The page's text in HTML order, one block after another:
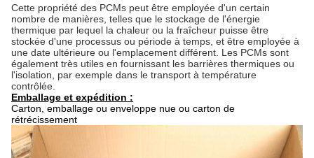
Cette propriété des PCMs peut être employée d'un certain
nombre de manières, telles que le stockage de l'énergie
thermique par lequel la chaleur ou la fraîcheur puisse être
stockée d'une processus ou période à temps, et être employée à
une date ultérieure ou l'emplacement différent. Les PCMs sont
également très utiles en fournissant les barrières thermiques ou
l'isolation, par exemple dans le transport à température
contrôlée.
Emballage et expédition :
Carton, emballage ou enveloppe nue ou carton de
rétrécissement